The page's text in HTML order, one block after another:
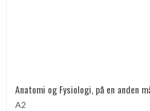
Anatomi og Fysiologi, på en anden
A2